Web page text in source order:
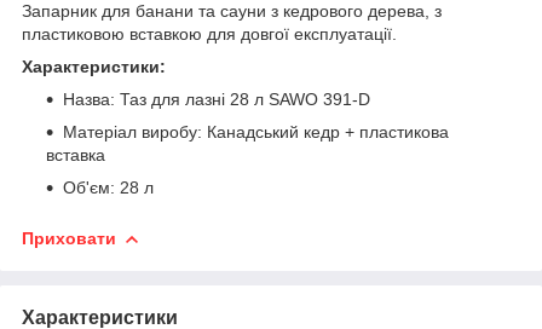
Запарник для банани та сауни з кедрового дерева, з
пластиковою вставкою для довгої експлуатації.
Характеристики:
Назва: Таз для лазні 28 л SAWO 391-D
Матеріал виробу: Канадський кедр + пластикова
вставка
Об'єм: 28 л
Приховати
Характеристики